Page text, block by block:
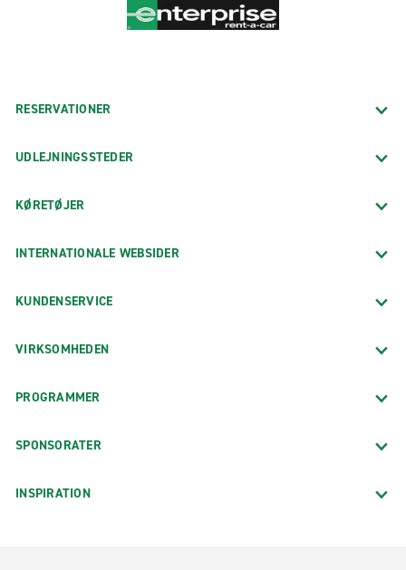
RESERVATIONER
UDLEJNINGSSTEDER
KØRETØJER
INTERNATIONALE WEBSIDER
KUNDENSERVICE
VIRKSOMHEDEN
PROGRAMMER
SPONSORATER
INSPIRATION